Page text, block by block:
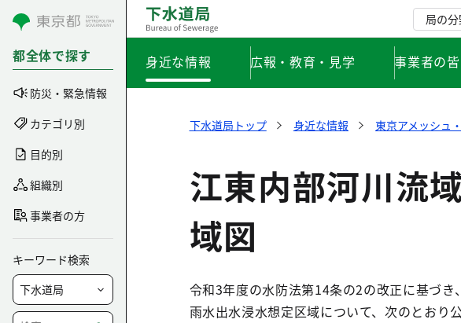
コンテンツにスキップ
都全体で探す
防災・緊急情報
カテゴリ別
目的別
組織別
事業者の方
キーワード検索
局の
身近な情報 広報・教育・見学 事業者の
下水道局トップ 身近な情報 東京アメッシュ
江東内部河川流
域図
令和3年度の水防法第14条の2の改正に基づ
雨水出水浸水想定区域について、次のとおり公